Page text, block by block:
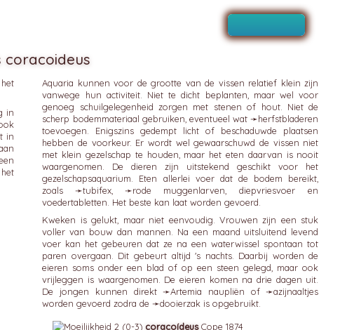
coracoideus
in
in
Aquaria kunnen voor de grootte van de vissen relatief klein zijn
vanwege hun activiteit. Niet te dicht beplanten, maar wel voor
genoeg schuilgelegenheid zorgen met stenen of hout. Niet de
scherp bodemmateriaal gebruiken, eventueel wat ➛herfstbladeren
toevoegen. Enigszins gedempt licht of beschaduwde plaatsen
hebben de voorkeur. Er wordt wel gewaarschuwd de vissen niet
met klein gezelschap te houden, maar het eten daarvan is nooit
waargenomen. De dieren zijn uitstekend geschikt voor het
gezelschapsaquarium. Eten allerlei voer dat de bodem bereikt,
zoals ➛tubifex , ➛rode muggenlarven , diepvriesvoer en
voedertabletten. Het beste kan laat worden gevoerd.
Kweken is gelukt, maar niet eenvoudig. Vrouwen zijn een stuk
voller van bouw dan mannen. Na een maand uitsluitend levend
voer kan het gebeuren dat ze na een waterwissel spontaan tot
paren overgaan. Dit gebeurt altijd 's nachts. Daarbij worden de
eieren soms onder een blad of op een steen gelegd, maar ook
vrijleggen is waargenomen. De eieren komen na drie dagen uit.
De jongen kunnen direkt ➛Artemia naupliën of ➛azijnaaltjes
worden gevoerd zodra de ➛dooierzak is opgebruikt.
coracoídeusCope 1874